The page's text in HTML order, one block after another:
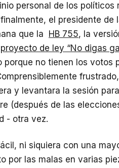
personal de los políticos
el presidente de
que la HB 755, la
proyecto de ley “No digas
no tienen los votos
y levantara la sesión
(después de las
- otra vez.
ni siquiera con una
por las malas en varias